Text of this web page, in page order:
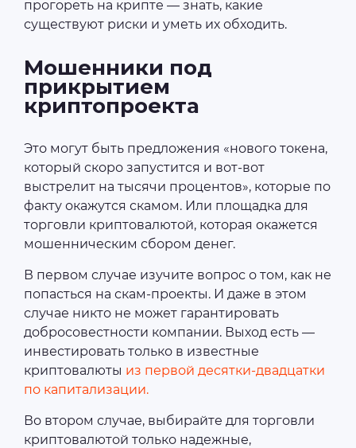
прогореть на крипте — знать, какие
существуют риски и уметь их обходить.
Мошенники под
прикрытием
криптопроекта
Это могут быть предложения «нового токена,
который скоро запустится и вот-вот
выстрелит на тысячи процентов», которые по
факту окажутся скамом. Или площадка для
торговли криптовалютой, которая окажется
мошенническим сбором денег.
В первом случае изучите вопрос о том, как не
попасться на скам-проекты. И даже в этом
случае никто не может гарантировать
добросовестности компании. Выход есть —
инвестировать только в известные
криптовалюты из первой десятки-двадцатки
по капитализации.
Во втором случае, выбирайте для торговли
криптовалютой только надежные,